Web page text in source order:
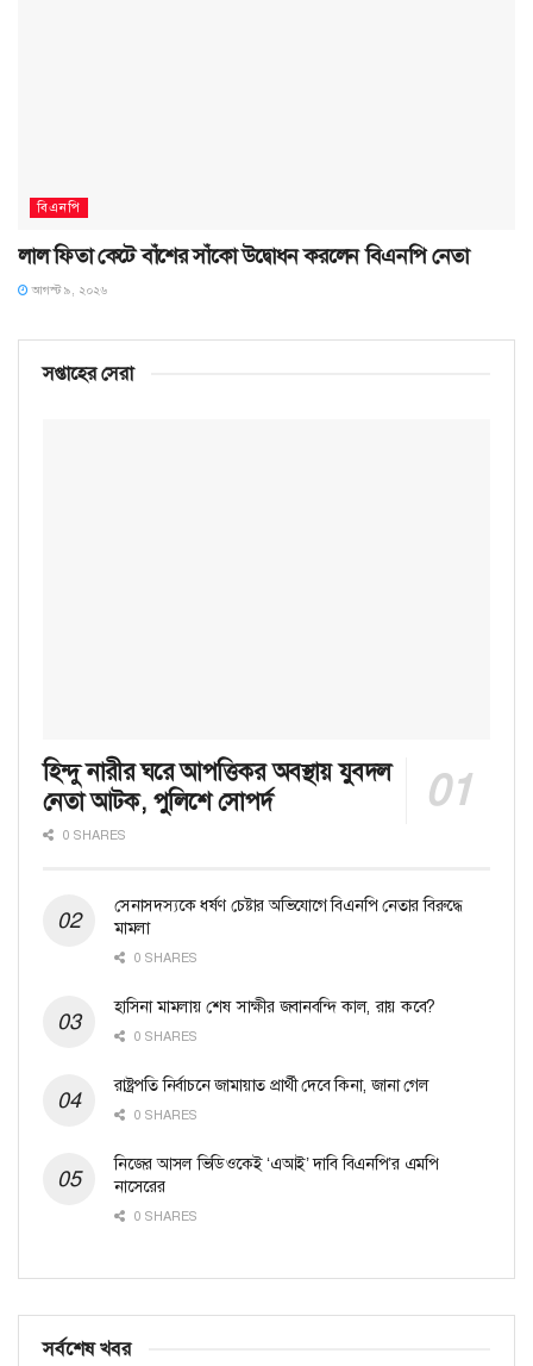
বিএনপি
লাল ফিতা কেটে বাঁশের সাঁকো উদ্বোধন করলেন বিএনপি নেতা
আগস্ট ৯, ২০২৬
সপ্তাহের সেরা
হিন্দু নারীর ঘরে আপত্তিকর অবস্থায় যুবদল
নেতা আটক, পুলিশে সোপর্দ
0 SHARES
সেনাসদস্যকে ধর্ষণ চেষ্টার অভিযোগে বিএনপি নেতার বিরুদ্ধে
মামলা
0 SHARES
হাসিনা মামলায় শেষ সাক্ষীর জবানবন্দি কাল, রায় কবে?
0 SHARES
রাষ্ট্রপতি নির্বাচনে জামায়াত প্রার্থী দেবে কিনা, জানা গেল
0 SHARES
নিজের আসল ভিডিওকেই ‘এআই’ দাবি বিএনপি’র এমপি
নাসেরের
0 SHARES
সর্বশেষ খবর